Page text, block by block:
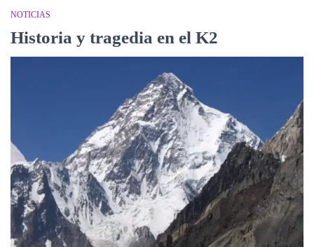
NOTICIAS
Historia y tragedia en el K2